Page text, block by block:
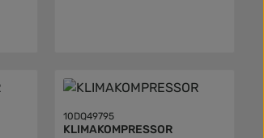
10DQ49795
KLIMAKOMPRESSOR